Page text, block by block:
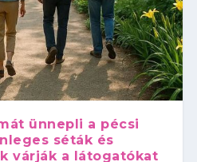
ünnepli a pécsi
séták és
várják a látogatókat